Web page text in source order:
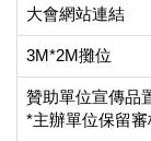
大會網站連結
3M*2M攤位
贊助單位宣傳品
*主辦單位保留審